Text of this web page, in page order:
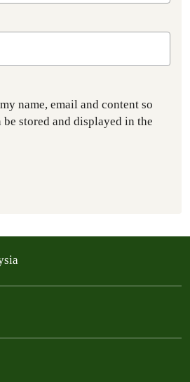
name, email and content so
stored and displayed in the